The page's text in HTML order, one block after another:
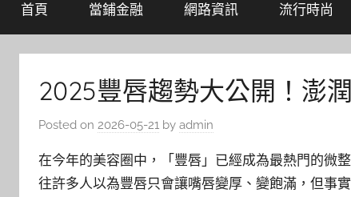
首頁 當鋪金融 網路資訊 流行時尚
2025豐唇趨勢大公開！澎
Posted on 2026-05-21 by admin
在今年的美容圈中，「豐唇」已經成為最熱門的微
往許多人以為豐唇只會讓嘴唇變厚、變飽滿，但事